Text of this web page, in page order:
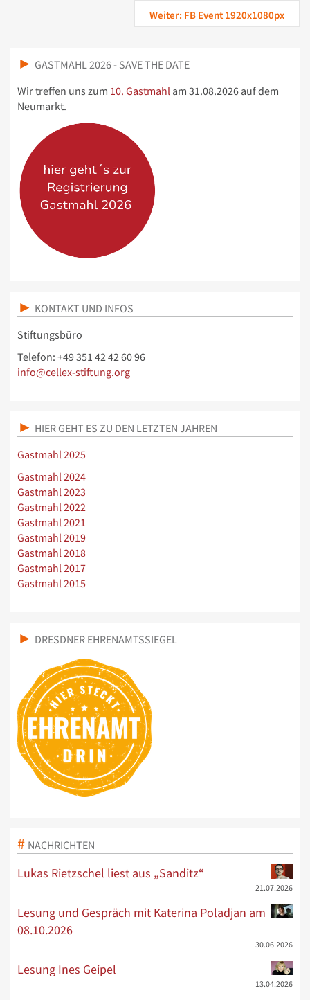
Weiter: FB Event 1920x1080px
GASTMAHL 2026 - SAVE THE DATE
Wir treffen uns zum 10. Gastmahl am 31.08.2026 auf dem
Neumarkt.
KONTAKT UND INFOS
Stiftungsbüro
Telefon: +49 351 42 42 60 96
info@cellex-stiftung.org
HIER GEHT ES ZU DEN LETZTEN JAHREN
Gastmahl 2025
Gastmahl 2024
Gastmahl 2023
Gastmahl 2022
Gastmahl 2021
Gastmahl 2019
Gastmahl 2018
Gastmahl 2017
Gastmahl 2015
DRESDNER EHRENAMTSSIEGEL
NACHRICHTEN
Lukas Rietzschel liest aus „Sanditz“
21.07.2026
Lesung und Gespräch mit Katerina Poladjan am
08.10.2026
30.06.2026
Lesung Ines Geipel
13.04.2026